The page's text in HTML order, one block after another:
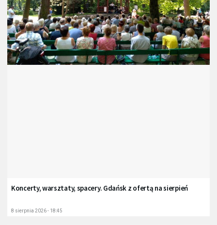
Koncerty, warsztaty, spacery. Gdańsk z ofertą na sierpień
8 sierpnia 2026 - 18:45